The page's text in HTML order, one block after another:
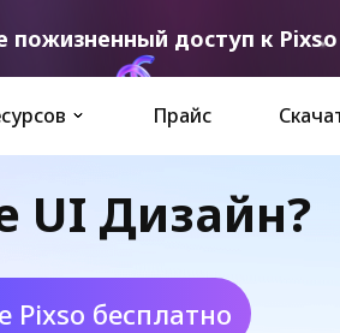
доступ к Pixso
Прайс
UI Дизайн?
Pixso бесплатно